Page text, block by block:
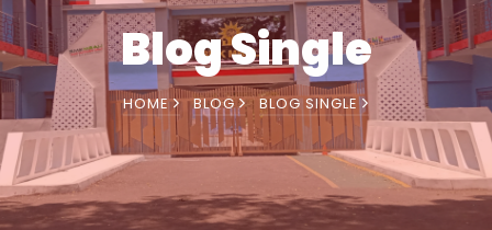
Blog Single
HOME BLOG BLOG SINGLE